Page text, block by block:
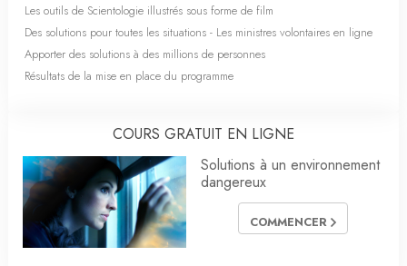
Les outils de Scientologie illustrés sous forme de film
Des solutions pour toutes les situations - Les ministres volontaires en ligne
Apporter des solutions à des millions de personnes
Résultats de la mise en place du programme
COURS GRATUIT EN LIGNE
Solutions à un environnement
dangereux
COMMENCER